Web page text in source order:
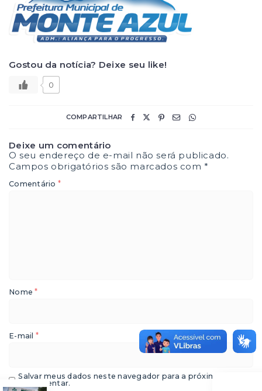
Gostou da notícia? Deixe seu like!
0
COMPARTILHAR
Deixe um comentário
O seu endereço de e-mail não será publicado.
Campos obrigatórios são marcados com*
Comentário *
Nome*
E-mail *
Salvar meus dados neste navegador para a próxima vez que
eu comentar.